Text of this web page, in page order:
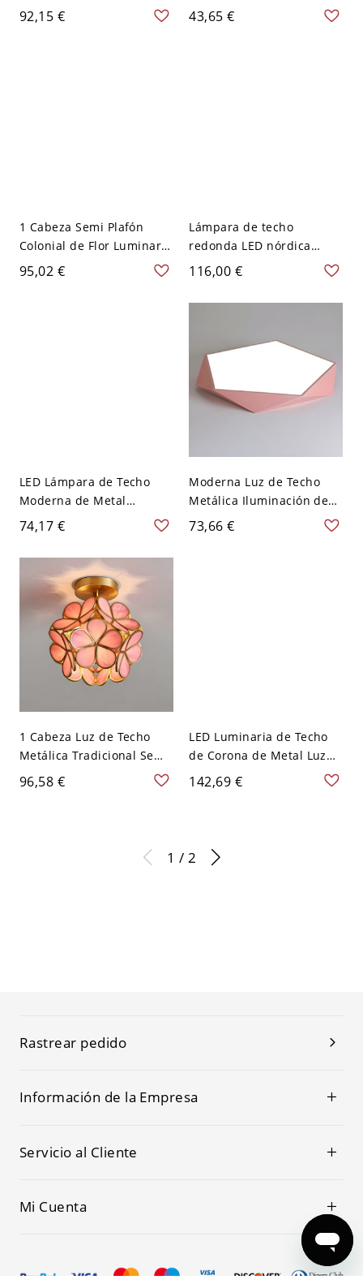
Techo LED Infantil para
Dormitorio - Rosa 110 A
92,15 €
Techo Nórdica de Tambor
para Comedor - Rosa 110
43,65 €
1 Cabeza Semi Plafón
Colonial de Flor Luminaria
de Techo de Vidrio para
Corredor - Rosa 110 A 120
95,02 €
Lámpara de techo
redonda LED nórdica
Macaron 1 luz con
pantalla de acrílico para
iluminación interior
116,00 €
LED Lámpara de Techo
Moderna de Metal
Luminaria de Techo
Habitación - Rosa 110 A
120 V Blanco
74,17 €
Moderna Luz de Techo
Metálica Iluminación de
Techo LED para
73,66 €
1 Cabeza Luz de Techo
Metálica Tradicional Semi
Plafón con Sombra de
Vidriera de Flor - Rosa 110
96,58 €
LED Luminaria de Techo
de Corona de Metal Luz
de Techo Semi Empotrada
Infantil para Habitación -
142,69 €
1 / 2
Rastrear pedido
Información de la Empresa
Servicio al Cliente
Mi Cuenta